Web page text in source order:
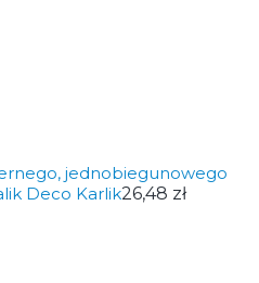
jednobiegunowego
Deco Karlik26,48 zł